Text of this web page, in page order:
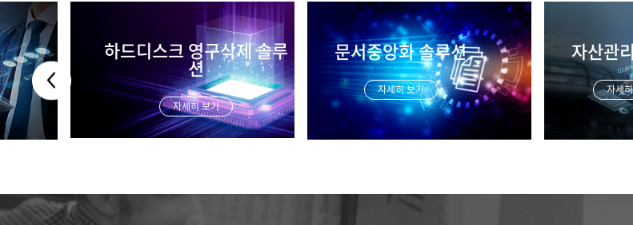
구삭제 솔루
보기
문서중앙화 솔루션
자세히 보기
자산관리 솔루션
자세히 보기